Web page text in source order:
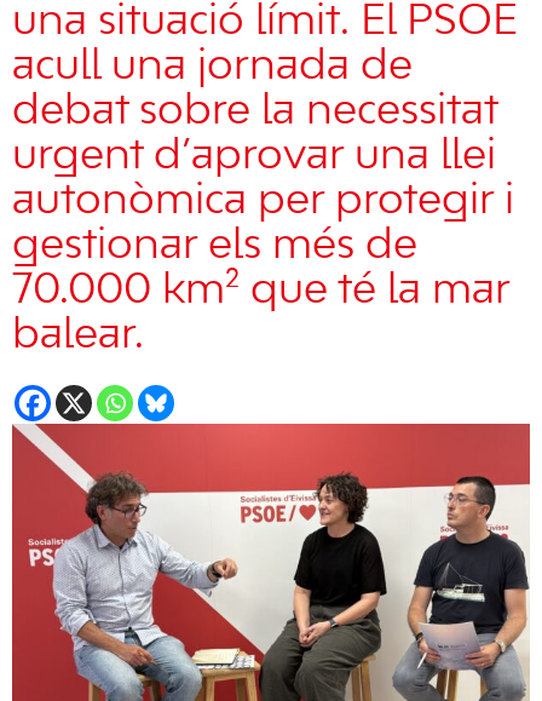
una situació límit. El PSOE
acull una jornada de
debat sobre la necessitat
urgent d’aprovar una llei
autonòmica per protegir i
gestionar els més de
70.000 km² que té la mar
balear.